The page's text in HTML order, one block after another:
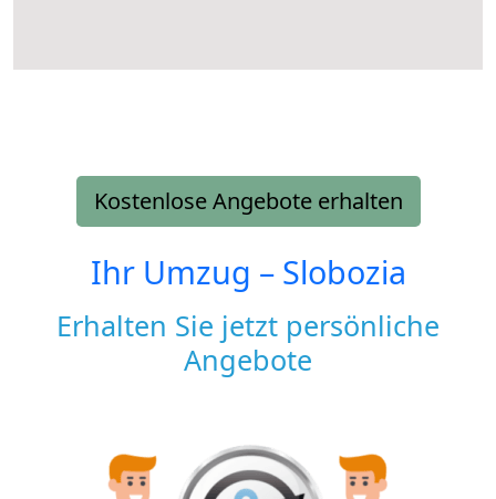
Kostenlose Angebote erhalten
Ihr Umzug – Slobozia
Erhalten Sie jetzt persönliche
Angebote